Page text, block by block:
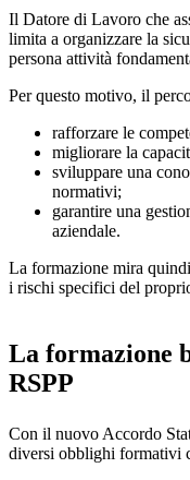
Il Datore di Lavoro che
limita a organizzare la
persona attività
Per questo motivo, il
rafforzare le
migliorare la
sviluppare una
normativi;
garantire una
aziendale.
La formazione mira
i rischi specifici del
La formazione
RSPP
Con il nuovo Accordo
diversi obblighi formativi